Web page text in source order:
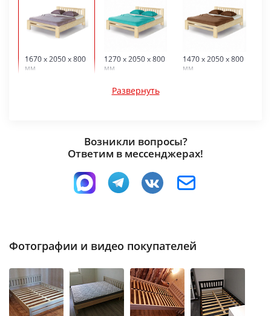
1670 x 2050 x 800
мм
1270 x 2050 x 800
мм
1470 x 2050 x 800
мм
970 x 2050 x 800
Развернуть
Возникли вопросы?
Ответим в мессенджерах!
Фотографии и видео покупателей